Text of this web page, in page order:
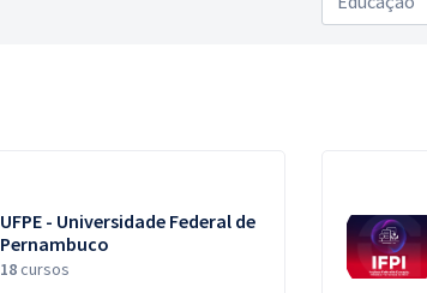
UFPE - Universidade Federal de
Pernambuco
18cursos